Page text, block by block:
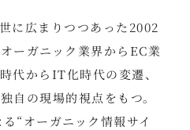
に広まりつつあった2002
ーガニック業界からEC業
代からIT化時代の変遷、
自の現場的視点をもつ。
“オーガニック情報サイ